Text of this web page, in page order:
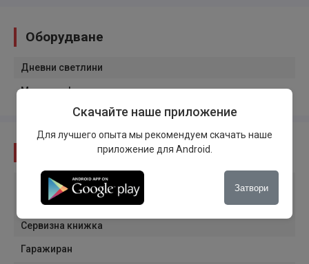
Оборудване
Дневни светлини
Мъглови фарове
Състояние на превозното средство
Употребяван
Произход на автомобила:
Сервизна книжка
Гаражиран
Скачайте наше приложение
Для лучшего опыта мы рекомендуем скачать наше
приложение для Android.
Затвори